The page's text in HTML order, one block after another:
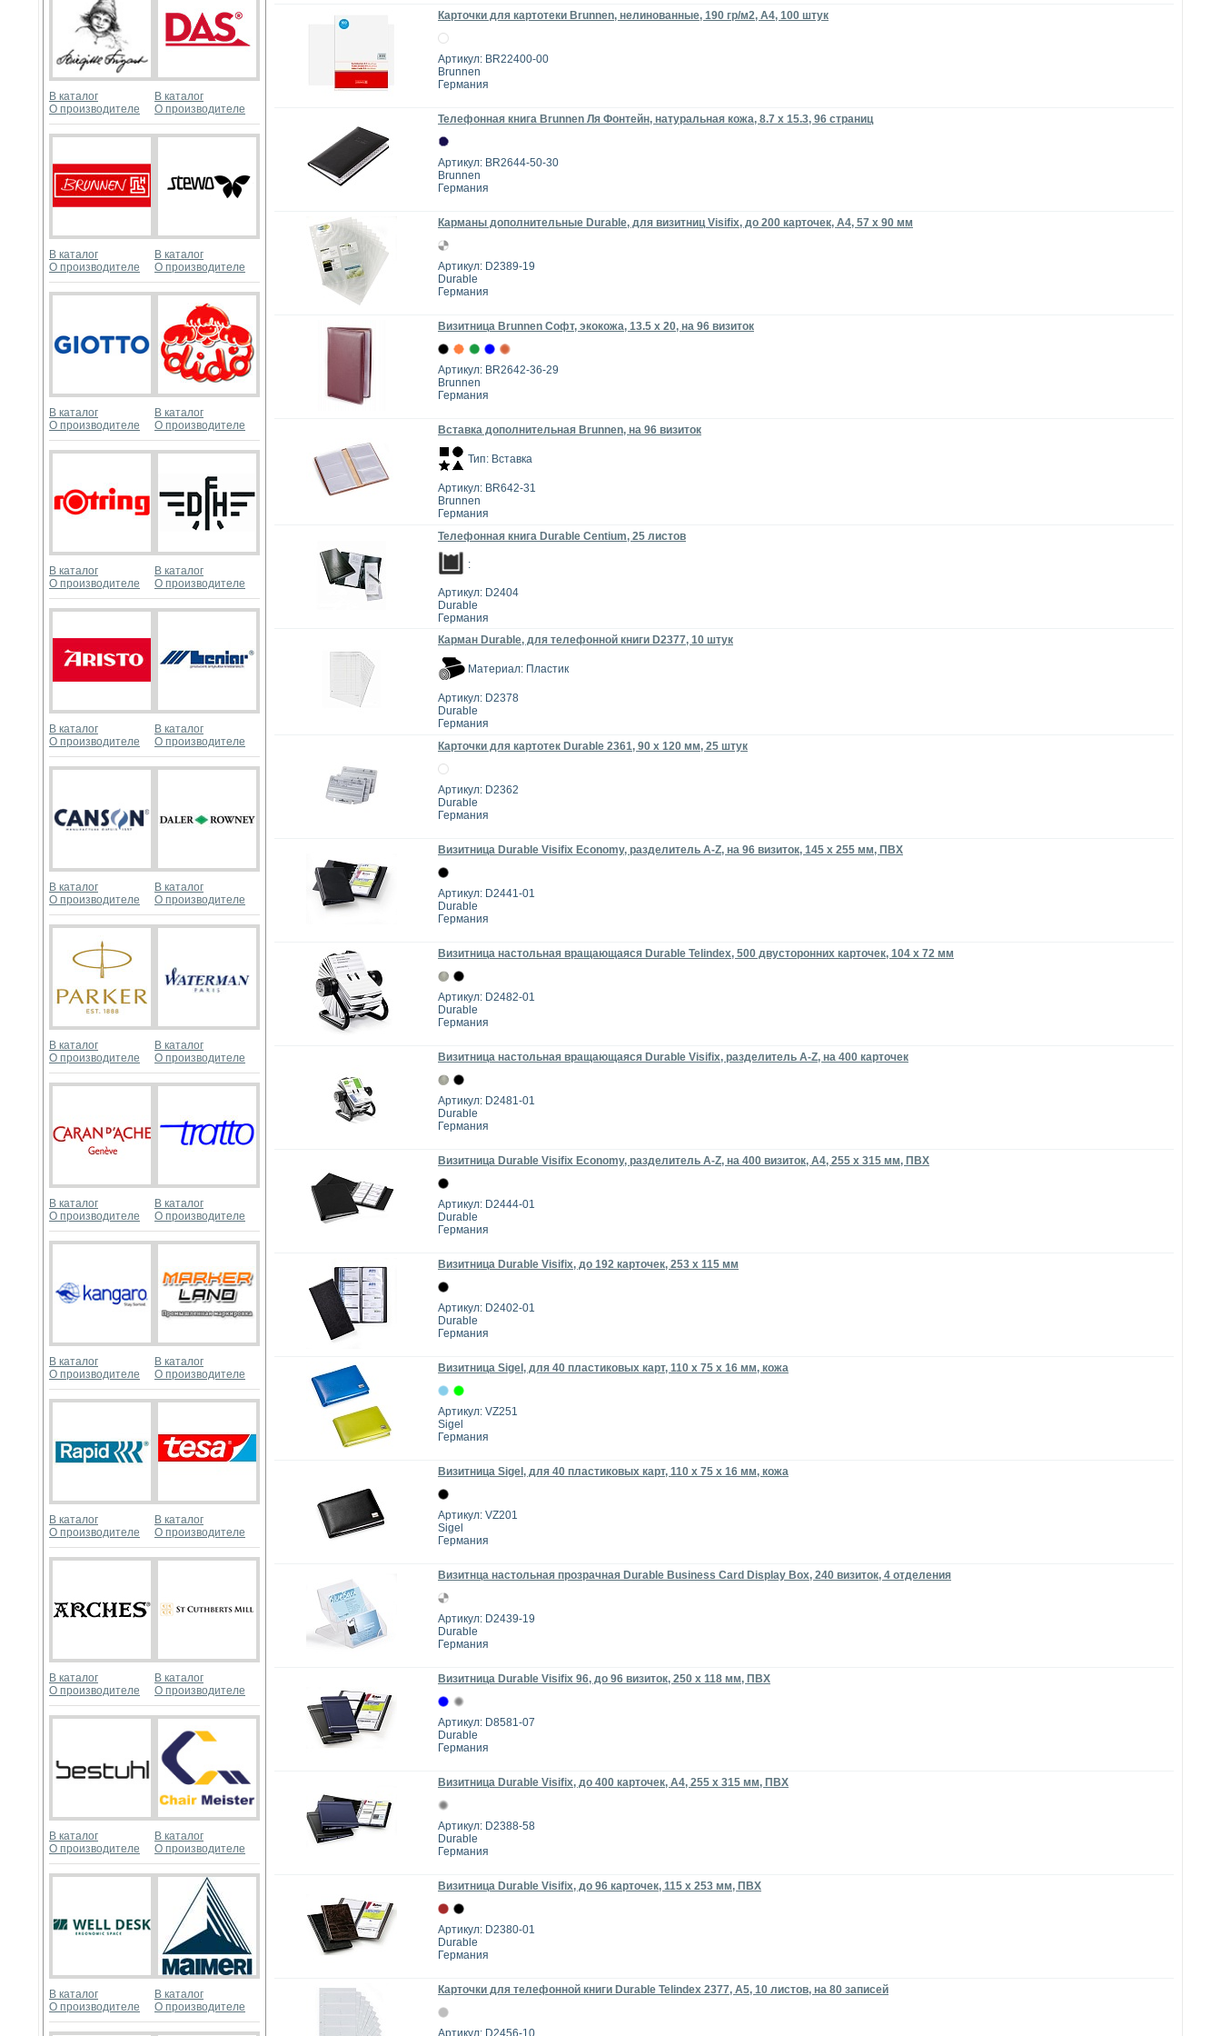
В каталог
О производителе
В каталог
О производителе
В каталог
О производителе
В каталог
О производителе
В каталог
О производителе
В каталог
О производителе
В каталог
О производителе
В каталог
О производителе
В каталог
О производителе
В каталог
О производителе
В каталог
О производителе
В каталог
О производителе
В каталог
О производителе
В каталог
О производителе
В каталог
О производителе
В каталог
О производителе
В каталог
О производителе
В каталог
О производителе
В каталог
О производителе
В каталог
О производителе
В каталог
О производителе
В каталог
О производителе
В каталог
О производителе
В каталог
О производителе
В каталог
О производителе
В каталог
О производителе
Карточки для картотеки Brunnen, нелинованные, 190 гр/м2, А4, 100 штук
Артикул: BR22400-00
Brunnen
Германия
Телефонная книга Brunnen Ля Фонтейн, натуральная кожа, 8.7 х 15.3, 96 страниц
Артикул: BR2644-50-30
Brunnen
Германия
Карманы дополнительные Durable, для визитниц Visifix, до 200 карточек, А4, 57 x 90 мм
Артикул: D2389-19
Durable
Германия
Визитница Brunnen Софт, экокожа, 13.5 х 20, на 96 визиток
Артикул: BR2642-36-29
Brunnen
Германия
Вставка дополнительная Brunnen, на 96 визиток
Тип: Вставка
Артикул: BR642-31
Brunnen
Германия
Телефонная книга Durable Centium, 25 листов
:
Артикул: D2404
Durable
Германия
Карман Durable, для телефонной книги D2377, 10 штук
Материал: Пластик
Артикул: D2378
Durable
Германия
Карточки для картотек Durable 2361, 90 x 120 мм, 25 штук
Артикул: D2362
Durable
Германия
Визитница Durable Visifix Economy, разделитель A-Z, на 96 визиток, 145 x 255 мм, ПВХ
Артикул: D2441-01
Durable
Германия
Визитница настольная вращающаяся Durable Telindex, 500 двусторонних карточек, 104 x 72 мм
Артикул: D2482-01
Durable
Германия
Визитница настольная вращающаяся Durable Visifix, разделитель A-Z, на 400 карточек
Артикул: D2481-01
Durable
Германия
Визитница Durable Visifix Economy, разделитель A-Z, на 400 визиток, А4, 255 x 315 мм, ПВХ
Артикул: D2444-01
Durable
Германия
Визитница Durable Visifix, до 192 карточек, 253 x 115 мм
Артикул: D2402-01
Durable
Германия
Визитница Sigel, для 40 пластиковых карт, 110 x 75 x 16 мм, кожа
Артикул: VZ251
Sigel
Германия
Визитница Sigel, для 40 пластиковых карт, 110 x 75 x 16 мм, кожа
Артикул: VZ201
Sigel
Германия
Визитнца настольная прозрачная Durable Business Card Display Box, 240 визиток, 4 отделения
Артикул: D2439-19
Durable
Германия
Визитница Durable Visifix 96, до 96 визиток, 250 х 118 мм, ПВХ
Артикул: D8581-07
Durable
Германия
Визитница Durable Visifix, до 400 карточек, А4, 255 x 315 мм, ПВХ
Артикул: D2388-58
Durable
Германия
Визитница Durable Visifix, до 96 карточек, 115 х 253 мм, ПВХ
Артикул: D2380-01
Durable
Германия
Карточки для телефонной книги Durable Telindex 2377, A5, 10 листов, на 80 записей